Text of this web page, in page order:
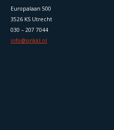
Europalaan 500
3526 KS Utrecht
030 – 207 7044
info@prikkl.nl